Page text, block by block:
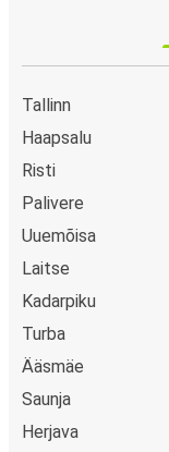
Tallinn
Haapsalu
Risti
Palivere
Uuemõisa
Laitse
Kadarpiku
Turba
Ääsmäe
Saunja
Herjava